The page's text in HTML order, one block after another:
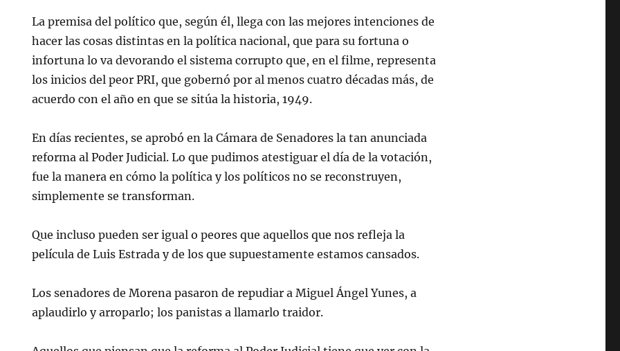
La premisa del político que, según él, llega con las mejores intenciones de
hacer las cosas distintas en la política nacional, que para su fortuna o
infortuna lo va devorando el sistema corrupto que, en el filme, representa
los inicios del peor PRI, que gobernó por al menos cuatro décadas más, de
acuerdo con el año en que se sitúa la historia, 1949.
En días recientes, se aprobó en la Cámara de Senadores la tan anunciada
reforma al Poder Judicial. Lo que pudimos atestiguar el día de la votación,
fue la manera en cómo la política y los políticos no se reconstruyen,
simplemente se transforman.
Que incluso pueden ser igual o peores que aquellos que nos refleja la
película de Luis Estrada y de los que supuestamente estamos cansados.
Los senadores de Morena pasaron de repudiar a Miguel Ángel Yunes, a
aplaudirlo y arroparlo; los panistas a llamarlo traidor.